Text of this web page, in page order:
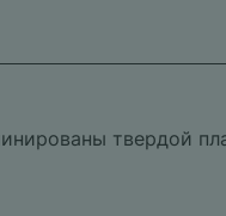
твердой